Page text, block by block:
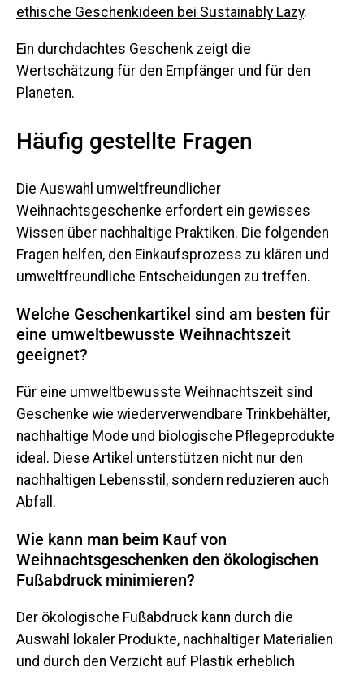
ethische Geschenkideen bei Sustainably Lazy.
Ein durchdachtes Geschenk zeigt die
Wertschätzung für den Empfänger und für den
Planeten.
Häufig gestellte Fragen
Die Auswahl umweltfreundlicher
Weihnachtsgeschenke erfordert ein gewisses
Wissen über nachhaltige Praktiken. Die folgenden
Fragen helfen, den Einkaufsprozess zu klären und
umweltfreundliche Entscheidungen zu treffen.
Welche Geschenkartikel sind am besten für
eine umweltbewusste Weihnachtszeit
geeignet?
Für eine umweltbewusste Weihnachtszeit sind
Geschenke wie wiederverwendbare Trinkbehälter,
nachhaltige Mode und biologische Pflegeprodukte
ideal. Diese Artikel unterstützen nicht nur den
nachhaltigen Lebensstil, sondern reduzieren auch
Abfall.
Wie kann man beim Kauf von
Weihnachtsgeschenken den ökologischen
Fußabdruck minimieren?
Der ökologische Fußabdruck kann durch die
Auswahl lokaler Produkte, nachhaltiger Materialien
und durch den Verzicht auf Plastik erheblich